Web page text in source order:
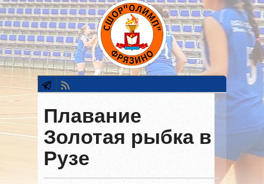
Плавание
Золотая рыбка в
Рузе